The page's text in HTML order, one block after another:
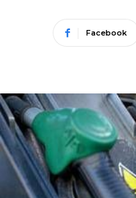
Facebook